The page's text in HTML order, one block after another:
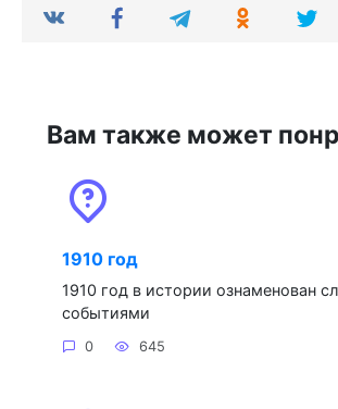
Вам также может
1910 год
1910 год в истории ознаменован
событиями
0 645